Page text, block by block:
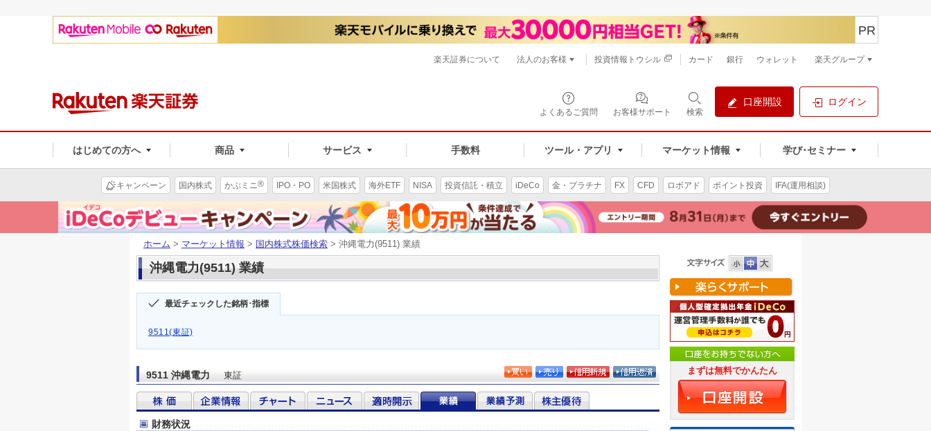
よくあるご質問 お客様サポート 検索
口座開設 ログイン
はじめての方へ 商品 サービス 手数料 ツール・アプリ マーケット情報 学び･セミナー
PR
楽天証券について 法人のお客様 投資情報トウシル カード 銀行 ウォレット 楽天グループ
キャンペーン 国内株式 かぶミニ® IPO・PO 米国株式 海外ETF NISA 投資信託・積立 iDeCo 金・プラチナ FX CFD ロボアド ポイント投資 IFA(運用相談)
ホーム > マーケット情報 > 国内株式株価検索 > 沖縄電力(9511) 業績
沖縄電力(9511) 業績
最近チェックした銘柄･指標
9511(東証)
9511 沖縄電力 東証 まずは無料でかんたん